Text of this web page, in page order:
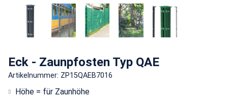
Eck - Zaunpfosten Typ QAE
Artikelnummer: ZP15QAEB7016
Höhe = für Zaunhöhe